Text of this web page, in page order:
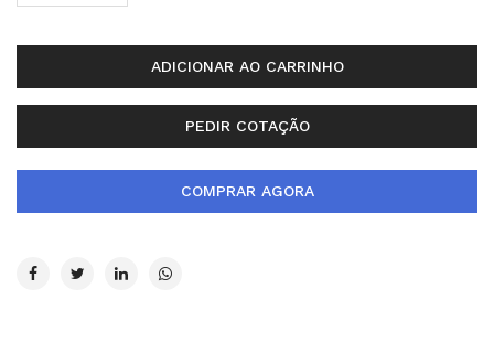
ADICIONAR AO CARRINHO
PEDIR COTAÇÃO
COMPRAR AGORA